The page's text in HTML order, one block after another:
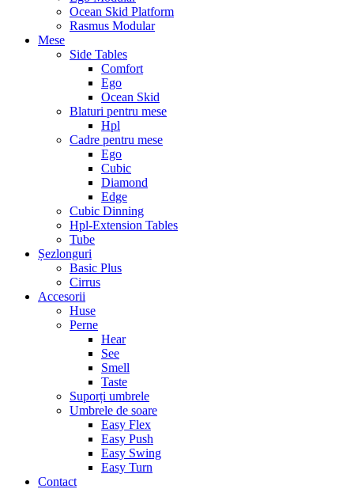
Ocean Skid Platform
Rasmus Modular
Mese
Side Tables
Comfort
Ego
Ocean Skid
Blaturi pentru mese
Hpl
Cadre pentru mese
Ego
Cubic
Diamond
Edge
Cubic Dinning
Hpl-Extension Tables
Tube
Șezlonguri
Basic Plus
Cirrus
Accesorii
Huse
Perne
Hear
See
Smell
Taste
Suporți umbrele
Umbrele de soare
Easy Flex
Easy Push
Easy Swing
Easy Turn
Contact